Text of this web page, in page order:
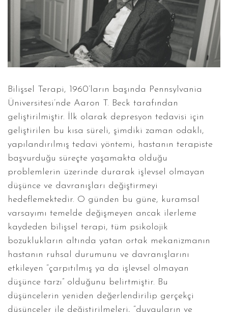
Bilişsel Terapi, 1960’ların başında Pennsylvania
Üniversitesi’nde Aaron T. Beck tarafından
geliştirilmiştir. İlk olarak depresyon tedavisi için
geliştirilen bu kısa süreli, şimdiki zaman odaklı,
yapılandırılmış tedavi yöntemi, hastanın terapiste
başvurduğu süreçte yaşamakta olduğu
problemlerin üzerinde durarak işlevsel olmayan
düşünce ve davranışları değiştirmeyi
hedeflemektedir. O günden bu güne, kuramsal
varsayımı temelde değişmeyen ancak ilerleme
kaydeden bilişsel terapi, tüm psikolojik
bozuklukların altında yatan ortak mekanizmanın
hastanın ruhsal durumunu ve davranışlarını
etkileyen “çarpıtılmış ya da işlevsel olmayan
düşünce tarzı” olduğunu belirtmiştir. Bu
düşüncelerin yeniden değerlendirilip gerçekçi
düşünceler ile değiştirilmeleri, “duyguların ve